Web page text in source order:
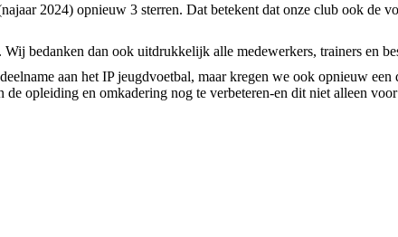
2024) opnieuw 3 sterren. Dat betekent dat onze club ook de
bedanken dan ook uitdrukkelijk alle medewerkers, trainers en
aan het IP jeugdvoetbal, maar kregen we ook opnieuw
opleiding en omkadering nog te verbeteren-en dit niet alleen